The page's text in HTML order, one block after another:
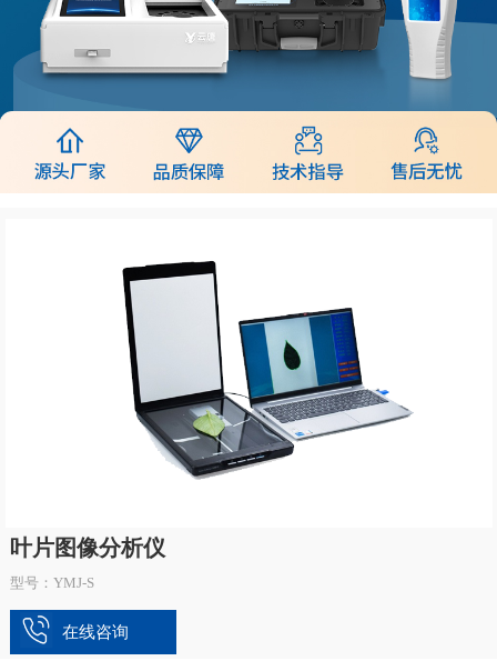
叶片图像分析仪
型号：YMJ-S
在线咨询